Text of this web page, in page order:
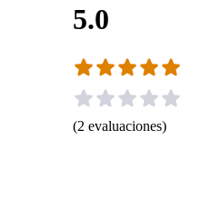
5.0
(2 evaluaciones)